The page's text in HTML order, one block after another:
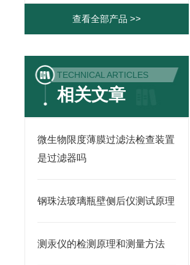
查看全部产品 >>
TECHNICAL ARTICLES
相关文章
微生物限度薄膜过滤法检查装置
是过滤器吗
钢珠法玻璃瓶壁侧后仪测试原理
测汞仪的检测原理和测量方法